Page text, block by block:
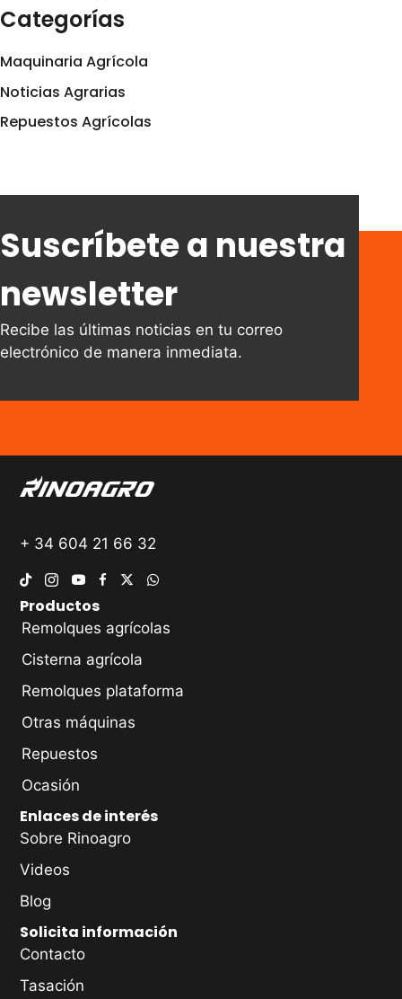
Categorías
Maquinaria Agrícola
Noticias Agrarias
Repuestos Agrícolas
Suscríbete a nuestra
newsletter
Recibe las últimas noticias en tu correo
electrónico de manera inmediata.
+ 34 604 21 66 32
Productos
Remolques agrícolas
Cisterna agrícola
Remolques plataforma
Otras máquinas
Repuestos
Ocasión
Enlaces de interés
Sobre Rinoagro
Videos
Blog
Solicita información
Contacto
Tasación